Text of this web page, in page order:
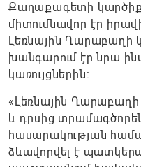
Քաղաքագետի
միտումնավոր էր
Լեռնային Ղարաբաղի
խանգարում էր նրա
կառույցներին:
«Լեռնային
և դրսից
հասարակության
ձևավորվել է